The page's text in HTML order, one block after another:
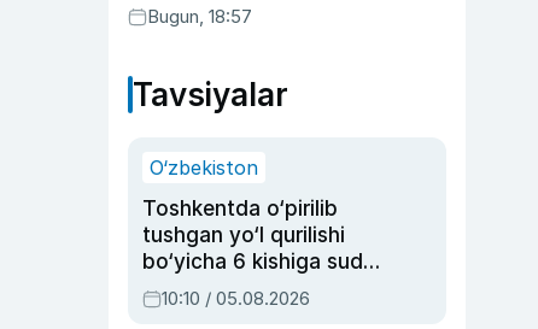
Bugun, 18:57
Tavsiyalar
O‘zbekiston
Toshkentda o‘pirilib
tushgan yo‘l qurilishi
bo‘yicha 6 kishiga sud
hukmi o‘qildi
10:10 / 05.08.2026